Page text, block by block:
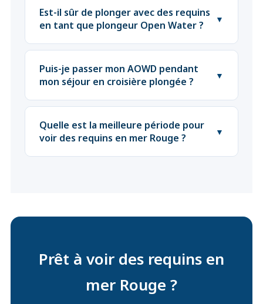
Est-il sûr de plonger avec des requins
en tant que plongeur Open Water ?
▼
Puis-je passer mon AOWD pendant
mon séjour en croisière plongée ?
▼
Quelle est la meilleure période pour
voir des requins en mer Rouge ?
▼
Prêt à voir des requins en
mer Rouge ?